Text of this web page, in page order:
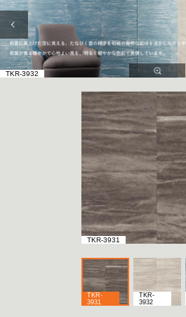
TKR-3932
TKR-3931
TKR-
3931
TKR-
3932